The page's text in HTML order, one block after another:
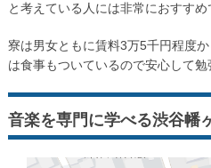
と考えている人には非常におすすめ
寮は男女ともに賃料3万5千円程度
は食事もついているので安心して勉
音楽を専門に学べる渋谷幡